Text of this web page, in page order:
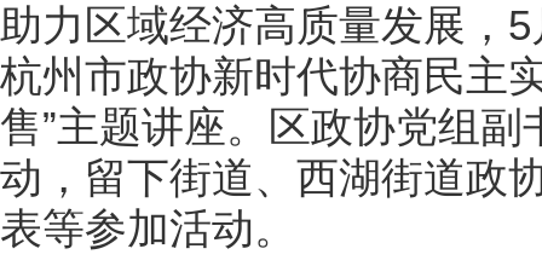
助力区域经济高质量发展，
杭州市政协新时代协商民主
售”主题讲座。区政协党组
动，留下街道、西湖街道政
表等参加活动。